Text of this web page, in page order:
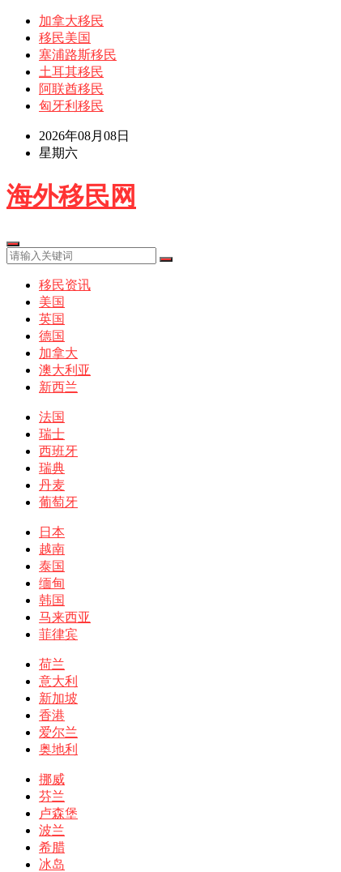
加拿大移民
移民美国
塞浦路斯移民
土耳其移民
阿联酋移民
匈牙利移民
2026年08月08日
星期六
海外移民网
移民资讯
美国
英国
德国
加拿大
澳大利亚
新西兰
法国
瑞士
西班牙
瑞典
丹麦
葡萄牙
日本
越南
泰国
缅甸
韩国
马来西亚
菲律宾
荷兰
意大利
新加坡
香港
爱尔兰
奥地利
挪威
芬兰
卢森堡
波兰
希腊
冰岛